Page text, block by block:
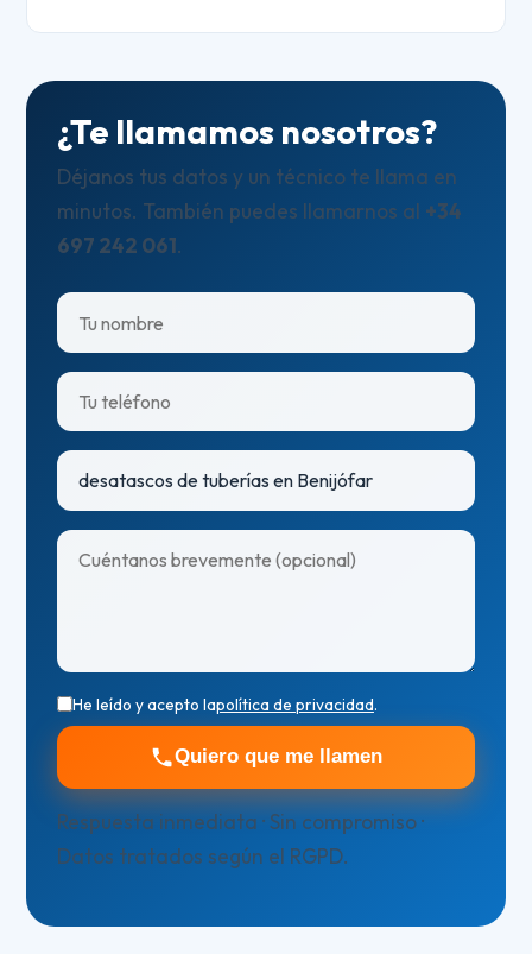
¿Te llamamos nosotros?
Déjanos tus datos y un técnico te llama en
minutos. También puedes llamarnos al +34
697 242 061.
He leído y acepto lapolítica de privacidad.
Quiero que me llamen
Respuesta inmediata · Sin compromiso ·
Datos tratados según el RGPD.